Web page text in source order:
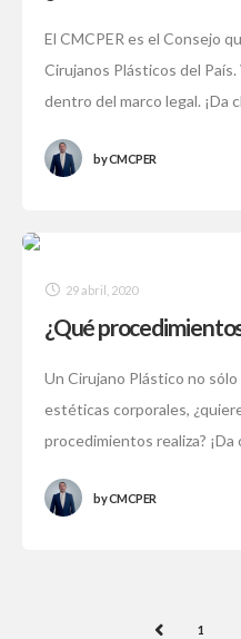
El CMCPER es el Consejo
Cirujanos Plásticos del
dentro del marco legal. ¡Da
byCMCPER
29 abril, 2020
¿Qué
Un Cirujano Plástico no
estéticas corporales,
procedimientos realiza? ¡Da
byCMCPER
PREV1